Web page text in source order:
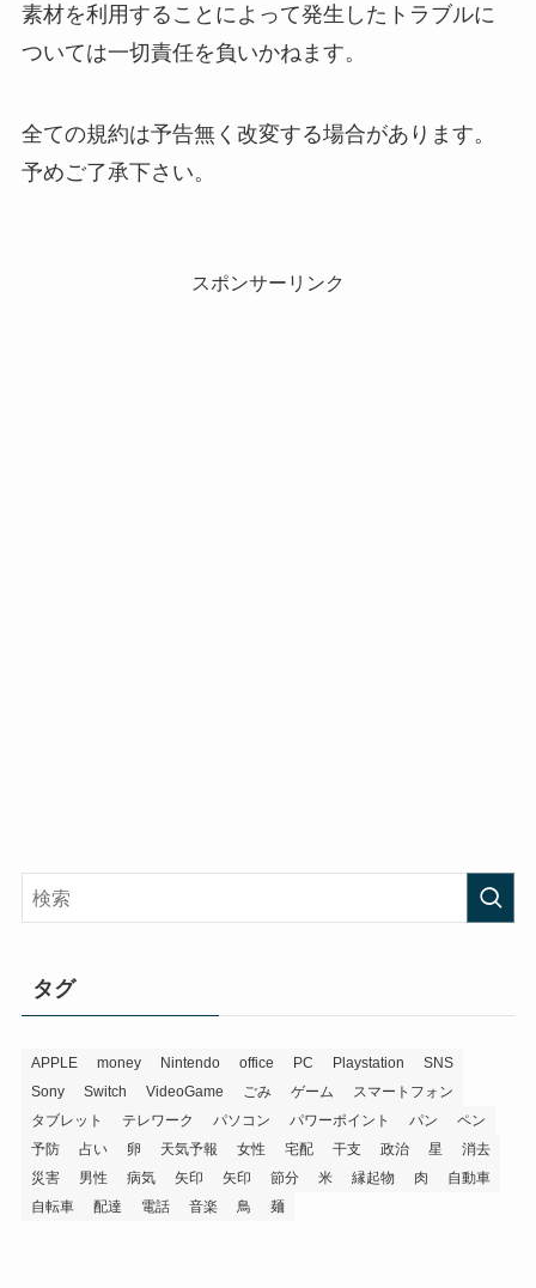
素材を利用することによって発生したトラブルに
ついては一切責任を負いかねます。
全ての規約は予告無く改変する場合があります。
予めご了承下さい。
スポンサーリンク
タグ
APPLE money Nintendo office PC Playstation
SNS
Sony
Switch VideoGame ごみ ゲーム
スマートフォン
タブレット
テレワーク パソコン パワーポイント パン
ペン
予防
占い 卵 天気予報 女性 宅配 干支 政治 星
消去
災害
男性 病気 矢印 矢印 節分 米 縁起物 肉
自動車
自転車
配達 電話 音楽 鳥 麺